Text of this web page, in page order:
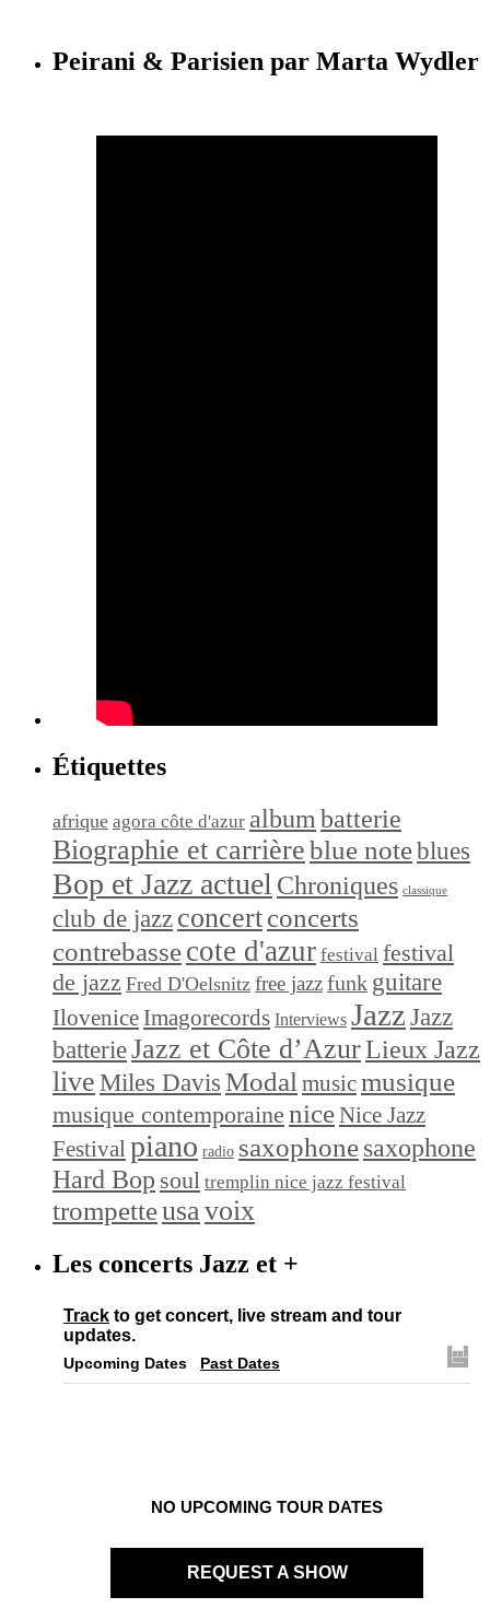
Peirani & Parisien par Marta Wydler
Étiquettes
afrique agora côte d'azur album batterie
Biographie et carrièreblue noteblues
Bop et Jazz actuel Chroniques classique
club de jazz concertconcerts
contrebassecote d'azur festival festival
de jazz Fred D'Oelsnitz free jazzfunk guitare
Ilovenice Imagorecords Interviews Jazz Jazz
batterieJazz et Côte d’AzurLieux Jazz
live Miles Davis Modal musicmusique
musique contemporaine niceNice Jazz
Festivalpiano radio saxophonesaxophone
Hard Bop soul tremplin nice jazz festival
trompetteusavoix
Les concerts Jazz et +
Track to get concert, live stream and tour
updates.
Upcoming Dates Past Dates
NO UPCOMING TOUR DATES
REQUEST A SHOW